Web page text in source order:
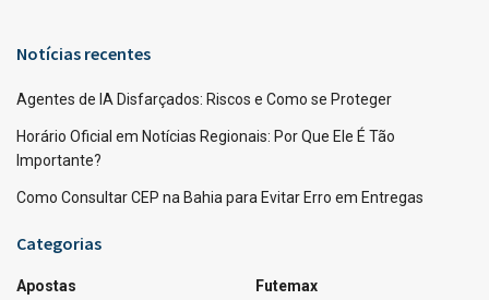
Notícias recentes
Agentes de IA Disfarçados: Riscos e Como se Proteger
Horário Oficial em Notícias Regionais: Por Que Ele É Tão
Importante?
Como Consultar CEP na Bahia para Evitar Erro em Entregas
Categorias
Apostas
Futemax